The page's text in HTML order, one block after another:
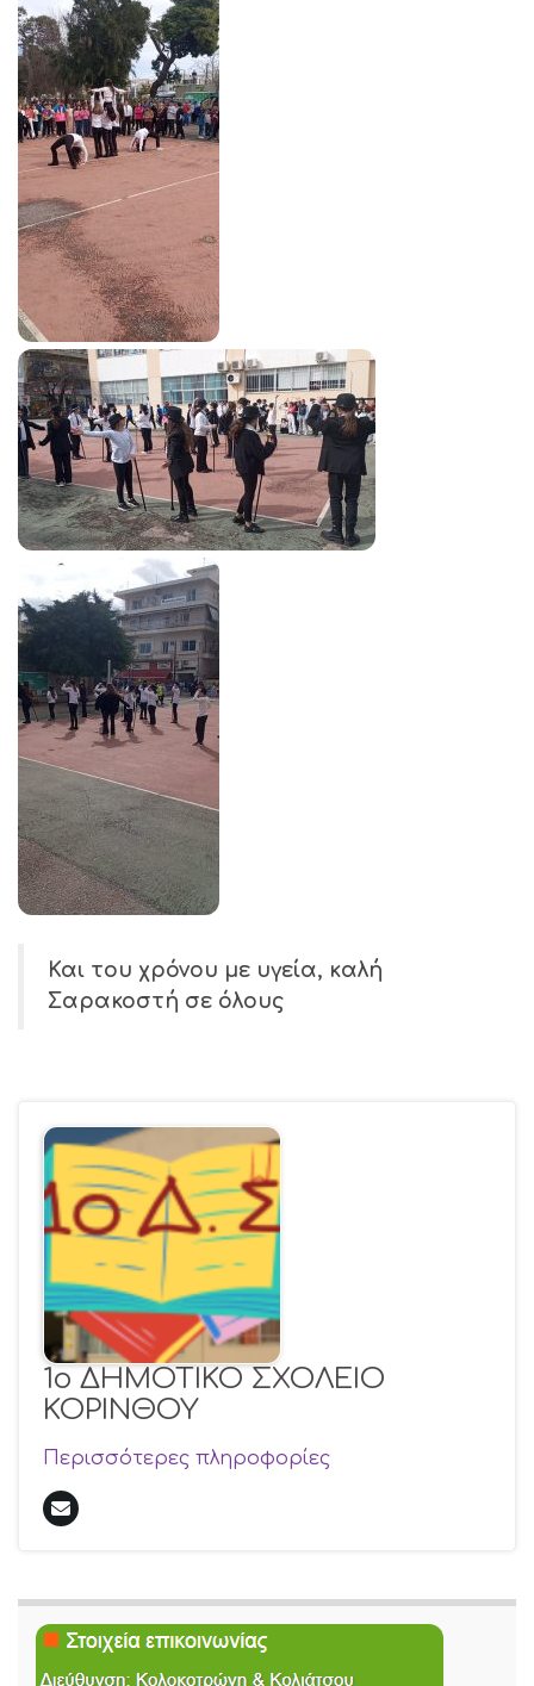
Και του χρόνου με υγεία, καλή
Σαρακοστή σε όλους
1ο ΔΗΜΟΤΙΚΟ ΣΧΟΛΕΙΟ
ΚΟΡΙΝΘΟΥ
Περισσότερες πληροφορίες